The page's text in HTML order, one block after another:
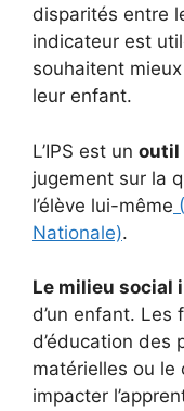
disparités entre
indicateur est
souhaitent
leur enfant.
L’IPS est un outil
jugement sur la
l’élève lui-même
Nationale).
Le milieu social
d’un enfant. Les
d’éducation des
matérielles ou le
impacter